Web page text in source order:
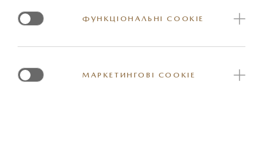
ФУНКЦІОНАЛЬНІ COOKIE
МАРКЕТИНГОВІ COOKIE